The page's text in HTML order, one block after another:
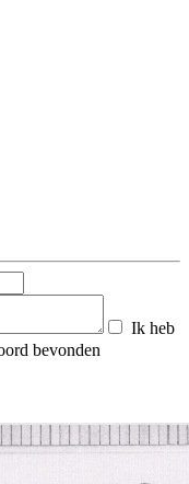
Ik heb
bevonden